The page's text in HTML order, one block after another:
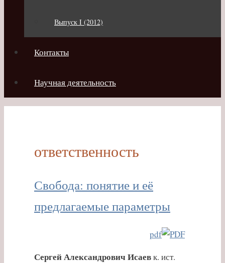
Выпуск I (2012)
Контакты
Научная деятельность
ответственность
Свобода: понятие и её
предлагаемые параметры
pdf
Сергей Александрович Исаевк. ист.